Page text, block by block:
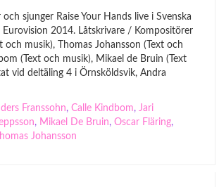
sjunger Raise Your Hands live i Svenska
2014. Låtskrivare / Kompositörer
och musik), Thomas Johansson (Text och
(Text och musik), Mikael de Bruin (Text
vid deltäling 4 i Örnsköldsvik, Andra
Franssohn, Calle Kindbom, Jari
, Mikael De Bruin, Oscar Fläring,
Johansson